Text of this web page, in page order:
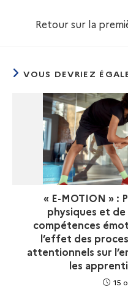
Retour sur la
VOUS DEVRIEZ
« E-MOTION » :
physiques et
compétences
l’effet des
attentionnels sur
les
15